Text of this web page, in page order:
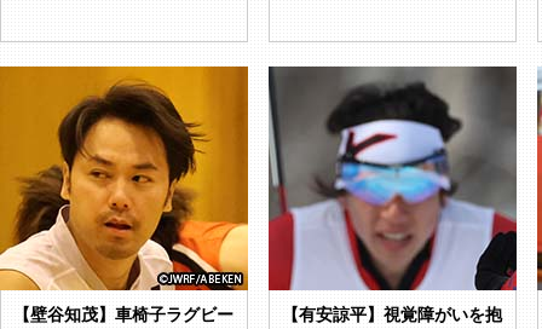
【壁谷知茂】車椅子ラグビー
【有安諒平】視覚障がいを抱